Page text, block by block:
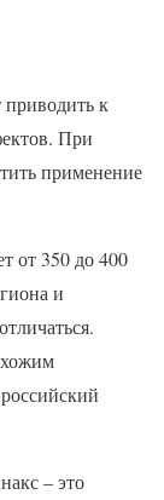
приводить к
При
применение
от 350 до 400
и
– это